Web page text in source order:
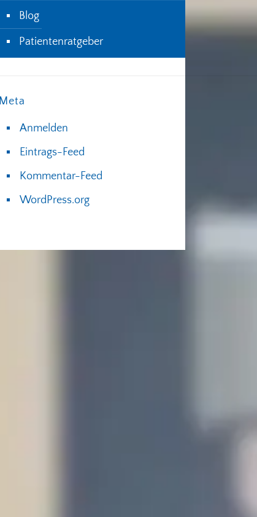
Blog
Patientenratgeber
Meta
Anmelden
Eintrags-Feed
Kommentar-Feed
WordPress.org